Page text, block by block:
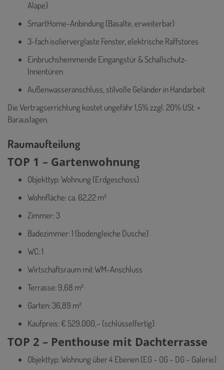
Alape)
SmartHome-Anbindung (Basalte, erweiterbar)
3-fach isolierverglaste Fenster, elektrische Raffstores
Einbruchshemmende Eingangstür & Schallschutz-
Innentüren
Außenwasseranschluss, stilvolle Geländer in Handarbeit
Die Vertragserrichtung kostet ungefähr 1,5% zzgl. 20% USt. +
Barauslagen.
Raumaufteilung
TOP 1 – Gartenwohnung
Objekttyp: Wohnung (Erdgeschoss)
Wohnfläche: ca. 62,22 m²
Zimmer: 3
Badezimmer: 1 (bodengleiche Dusche)
WC: 1
Wirtschaftsraum mit WM-Anschluss
Terrasse: 9,68 m²
Garten: 36,89 m²
Kaufpreis: € 529.000,– (schlüsselfertig)
TOP 2 – Penthouse mit Dachterrasse
Objekttyp: Wohnung über 4 Ebenen (EG – OG – DG – Galerie)